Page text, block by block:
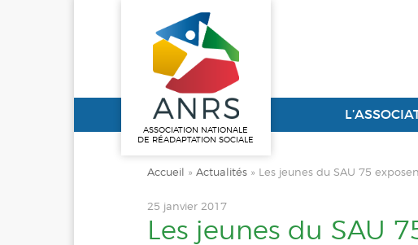
ASSOCIATION NATIONALE
DE RÉADAPTATION SOCIALE
Accueil » Actualités » Les jeunes du SAU 75
25 janvier 2017
Les jeunes du SAU